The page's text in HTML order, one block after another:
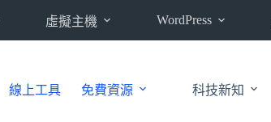
虛擬主機 WordPress
線上工具 免費資源 科技新知